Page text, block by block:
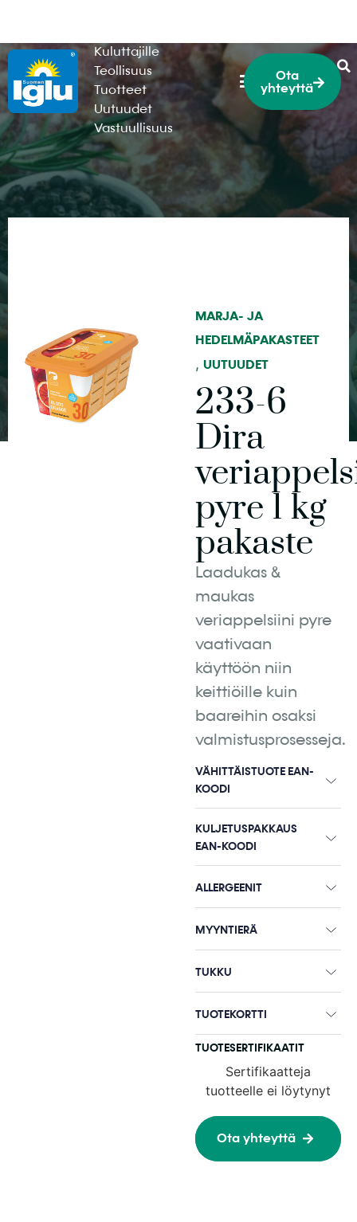
Kuluttajille
Teollisuus
Tuotteet
Uutuudet
Vastuullisuus
Ota
yhteyttä
MARJA- JA
HEDELMÄPAKASTEET
, UUTUUDET
233-6
Dira
pyre 1 kg
pakaste
Laadukas &
maukas
veriappelsiini pyre
vaativaan
käyttöön niin
keittiöille kuin
baareihin osaksi
valmistusprosesseja.
VÄHITTÄISTUOTE EAN-
KOODI
KULJETUSPAKKAUS
EAN-KOODI
ALLERGEENIT
MYYNTIERÄ
TUKKU
TUOTEKORTTI
TUOTESERTIFIKAATIT
Sertifikaatteja
tuotteelle ei löytynyt
Ota yhteyttä